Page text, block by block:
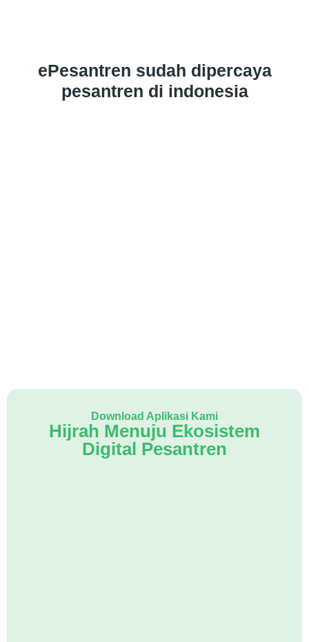
ePesantren sudah dipercaya
pesantren di indonesia
Download Aplikasi Kami
Hijrah Menuju Ekosistem
Digital Pesantren